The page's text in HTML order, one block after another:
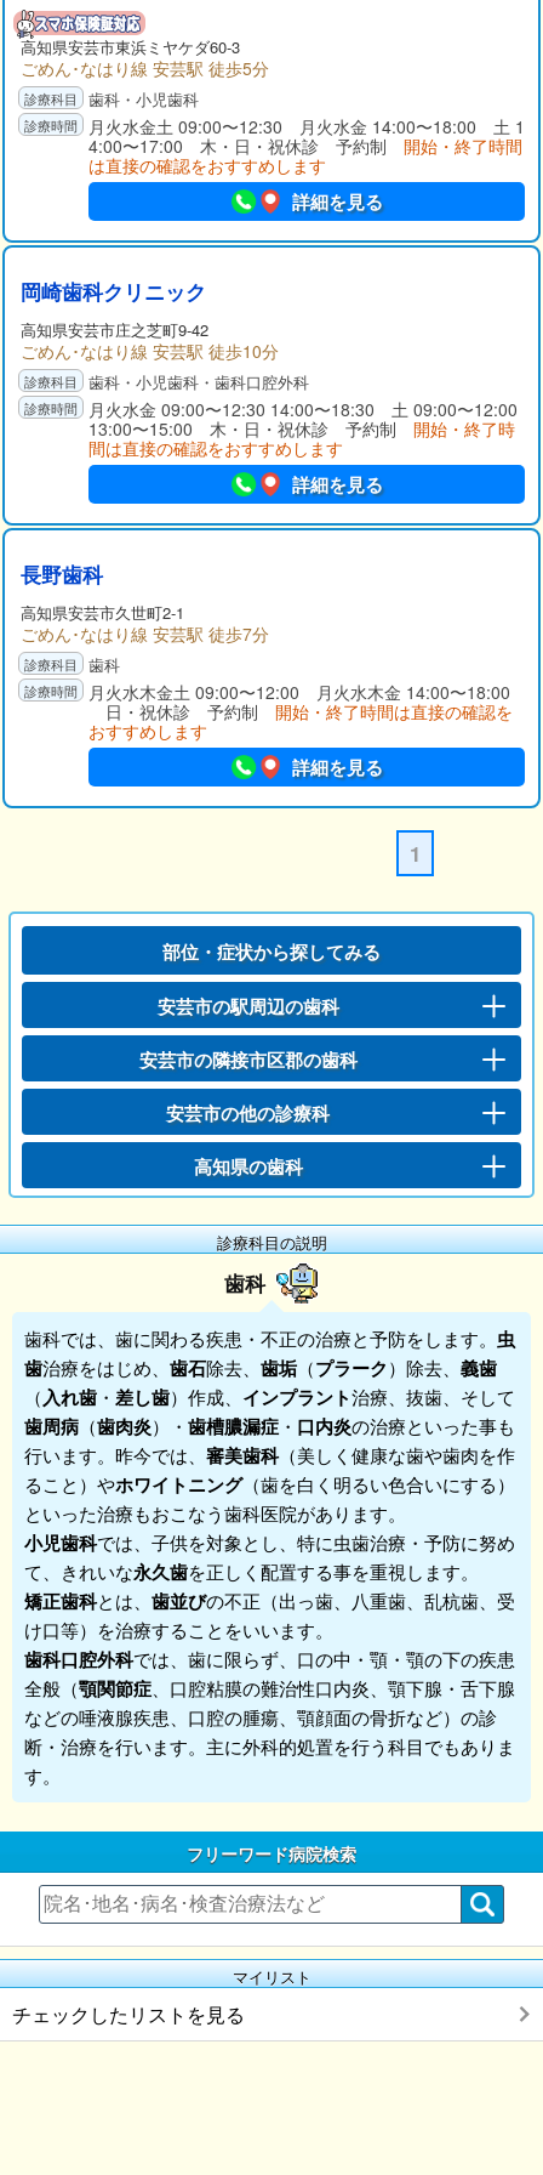
高知県安芸市東浜ミヤケダ60-3
ごめん･なはり線 安芸駅 徒歩5分
歯科・小児歯科
月火水金土 09:00〜12:30 月火水金 14:00〜18:00 土 1
4:00〜17:00 木・日・祝休診 予約制 開始・終了時間
は直接の確認をおすすめします
詳細を見る
岡崎歯科クリニック
高知県安芸市庄之芝町9-42
ごめん･なはり線 安芸駅 徒歩10分
歯科・小児歯科・歯科口腔外科
月火水金 09:00〜12:30 14:00〜18:30 土 09:00〜12:00
13:00〜15:00 木・日・祝休診 予約制 開始・終了時
間は直接の確認をおすすめします
詳細を見る
長野歯科
高知県安芸市久世町2-1
ごめん･なはり線 安芸駅 徒歩7分
歯科
月火水木金土 09:00〜12:00 月火水木金 14:00〜18:00
日・祝休診 予約制 開始・終了時間は直接の確認を
おすすめします
詳細を見る
1
部位・症状から探してみる
安芸市の駅周辺の歯科
安芸市の隣接市区郡の歯科
安芸市の他の診療科
高知県の歯科
診療科目の説明
歯科
歯科では、歯に関わる疾患・不正の治療と予防をします。 虫
歯治療をはじめ、 歯石除去、 歯垢 （プラーク）除去、 義歯
（入れ歯 ・ 差し歯）作成、 インプラント治療、抜歯、そして
歯周病 （歯肉炎）・ 歯槽膿漏症 ・ 口内炎の治療といった事も
行います。昨今では、 審美歯科（美しく健康な歯や歯肉を作
ること）やホワイトニング（歯を白く明るい色合いにする）
といった治療もおこなう歯科医院があります。
小児歯科では、子供を対象とし、特に虫歯治療・予防に努め
て、きれいな永久歯を正しく配置する事を重視します。
矯正歯科とは、 歯並びの不正（出っ歯、八重歯、乱杭歯、受
け口等）を治療することをいいます。
歯科口腔外科では、歯に限らず、口の中・顎・顎の下の疾患
全般（顎関節症 、口腔粘膜の難治性口内炎、顎下腺・舌下腺
などの唾液腺疾患、口腔の腫瘍、顎顔面の骨折など）の診
断・治療を行います。主に外科的処置を行う科目でもありま
す。
フリーワード病院検索
マイリスト
チェックしたリストを見る